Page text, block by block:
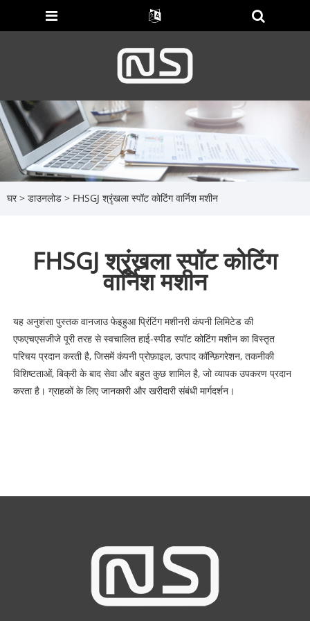
घर > डाउनलोड > FHSGJ श्रृंखला स्पॉट कोटिंग वार्निश मशीन
FHSGJ श्रृंखला स्पॉट कोटिंग
वार्निश मशीन
यह अनुशंसा पुस्तक वानजाउ फेइहुआ प्रिंटिंग मशीनरी कंपनी लिमिटेड की
एफएचएसजीजे पूरी तरह से स्वचालित हाई-स्पीड स्पॉट कोटिंग मशीन का विस्तृत
परिचय प्रदान करती है, जिसमें कंपनी प्रोफ़ाइल, उत्पाद कॉन्फ़िगरेशन, तकनीकी
विशिष्टताओं, बिक्री के बाद सेवा और बहुत कुछ शामिल है, जो व्यापक उपकरण प्रदान
करता है। ग्राहकों के लिए जानकारी और खरीदारी संबंधी मार्गदर्शन।